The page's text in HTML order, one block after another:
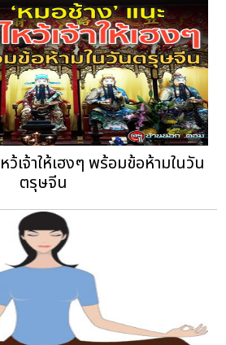
เจ้าให้เฮงๆ พร้อมข้อห้ามในวัน
ตรุษจีน